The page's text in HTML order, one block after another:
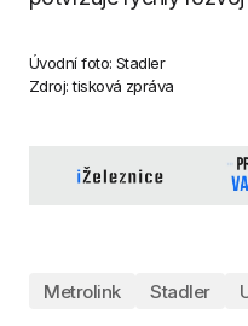
Úvodní foto: Stadler
Zdroj: tisková zpráva
Metrolink Stadler